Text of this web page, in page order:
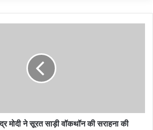
मामलों की दर 5.46 प्रतिशत है
जांच की जा चुकी हैं,बीते चौबीस घंटों में 2,30,419
****
मोदी ने सूरत साड़ी वॉकथॉन की सराहना की